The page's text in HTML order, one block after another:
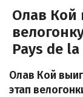
Олав Кой
Pays de
Олав Кой
этап